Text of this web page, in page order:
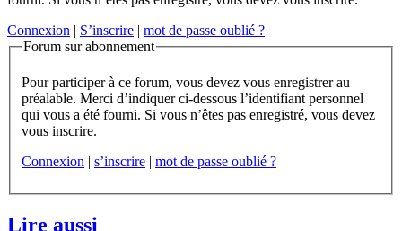
Connexion | S’inscrire | mot de passe oublié ?
Forum sur abonnement
Pour participer à ce forum, vous devez vous enregistrer au
préalable. Merci d’indiquer ci-dessous l’identifiant personnel
qui vous a été fourni. Si vous n’êtes pas enregistré, vous devez
vous inscrire.
Connexion | s’inscrire | mot de passe oublié ?
Lire aussi